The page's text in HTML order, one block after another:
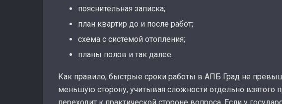
пояснительная записка;
план квартир до и после работ;
схема с системой отопления;
планы полов и так далее.
Как правило, быстрые сроки работы в АПБ Град не
меньшую сторону, учитывая сложности отдельно взятого